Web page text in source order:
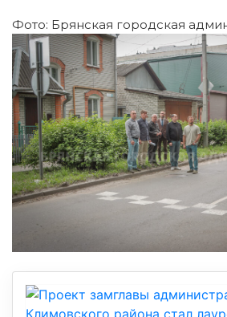
Фото: Брянская городская